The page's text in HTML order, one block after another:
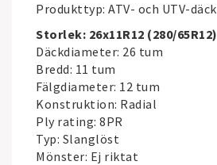
Produkttyp: ATV- och UTV-däck
Storlek: 26x11R12 (280/65R12)
Däckdiameter: 26 tum
Bredd: 11 tum
Fälgdiameter: 12 tum
Konstruktion: Radial
Ply rating: 8PR
Typ: Slanglöst
Mönster: Ej riktat